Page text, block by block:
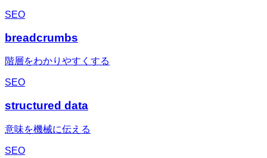
SEO
breadcrumbs
階層をわかりやすくする
SEO
structured data
意味を機械に伝える
SEO